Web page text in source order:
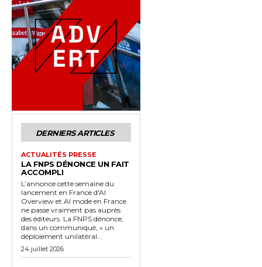
DERNIERS ARTICLES
ACTUALITÉS PRESSE
LA FNPS DÉNONCE UN FAIT
ACCOMPLI
L’annonce cette semaine du
lancement en France d'AI
Overview et AI mode en France
ne passe vraiment pas auprès
des éditeurs. La FNPS dénonce,
dans un communiqué, « un
déploiement unilatéral...
24 juillet 2026